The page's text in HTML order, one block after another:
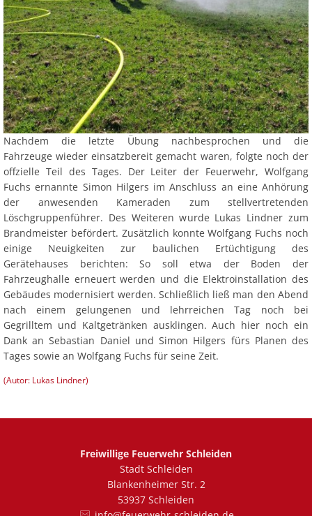
Nachdem die letzte Übung nachbesprochen und die
Fahrzeuge wieder einsatzbereit gemacht waren, folgte noch der
offzielle Teil des Tages. Der Leiter der Feuerwehr, Wolfgang
Fuchs ernannte Simon Hilgers im Anschluss an eine Anhörung
der anwesenden Kameraden zum stellvertretenden
Löschgruppenführer. Des Weiteren wurde Lukas Lindner zum
Brandmeister befördert. Zusätzlich konnte Wolfgang Fuchs noch
einige Neuigkeiten zur baulichen Ertüchtigung des
Gerätehauses berichten: So soll etwa der Boden der
Fahrzeughalle erneuert werden und die Elektroinstallation des
Gebäudes modernisiert werden. Schließlich ließ man den Abend
nach einem gelungenen und lehrreichen Tag noch bei
Gegrilltem und Kaltgetränken ausklingen. Auch hier noch ein
Dank an Sebastian Daniel und Simon Hilgers fürs Planen des
Tages sowie an Wolfgang Fuchs für seine Zeit.
(Autor: Lukas Lindner)
Freiwillige Feuerwehr Schleiden
Stadt Schleiden
Blankenheimer Str. 2
53937 Schleiden